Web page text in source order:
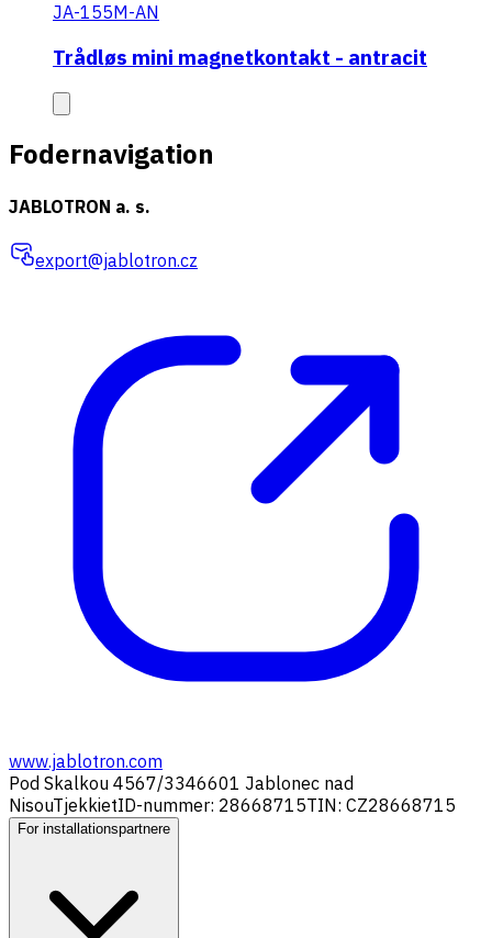
JA-155M-AN
Trådløs mini magnetkontakt - antracit
Fodernavigation
JABLOTRON a. s.
export@jablotron.cz
www.jablotron.com
Pod Skalkou 4567/3346601 Jablonec nad
NisouTjekkietID-nummer: 28668715TIN: CZ28668715
For installationspartnere